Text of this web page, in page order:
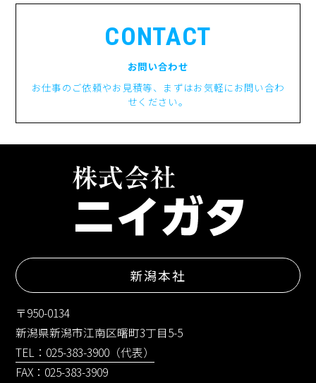
CONTACT
お問い合わせ
お仕事のご依頼やお見積等、まずはお気軽にお問い合わ
せください。
新潟本社
〒950-0134
新潟県新潟市江南区曙町3丁目5-5
TEL：025-383-3900（代表）
FAX：025-383-3909